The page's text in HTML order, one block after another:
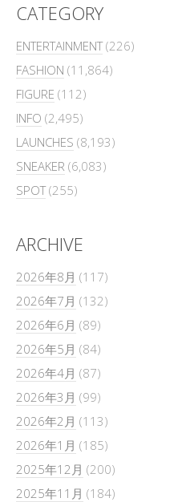
CATEGORY
ENTERTAINMENT(226)
FASHION (11,864)
FIGURE (112)
INFO (2,495)
LAUNCHES (8,193)
SNEAKER (6,083)
SPOT(255)
ARCHIVE
2026年8月 (117)
2026年7月 (132)
2026年6月 (89)
2026年5月 (84)
2026年4月 (87)
2026年3月 (99)
2026年2月 (113)
2026年1月 (185)
2025年12月 (200)
2025年11月 (184)